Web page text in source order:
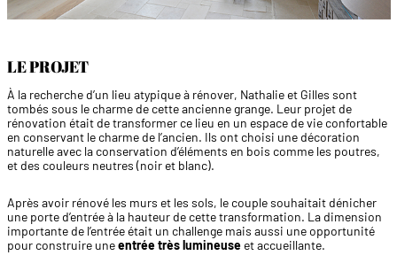
LE PROJET
À la recherche d’un lieu atypique à rénover, Nathalie et Gilles sont
tombés sous le charme de cette ancienne grange. Leur projet de
rénovation était de transformer ce lieu en un espace de vie confortable
en conservant le charme de l’ancien. Ils ont choisi une décoration
naturelle avec la conservation d’éléments en bois comme les poutres,
et des couleurs neutres (noir et blanc).
Après avoir rénové les murs et les sols, le couple souhaitait dénicher
une porte d’entrée à la hauteur de cette transformation. La dimension
importante de l’entrée était un challenge mais aussi une opportunité
pour construire uneentrée très lumineuseet accueillante.